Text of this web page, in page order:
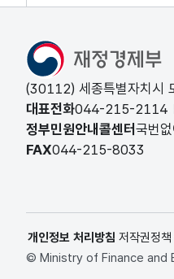
(30112) 세종특별자치시
대표전화044-215-2114
정부민원안내콜센터 국번없
FAX044-215-8033
개인정보 처리방침 저작권정책
© Ministry of Finance and